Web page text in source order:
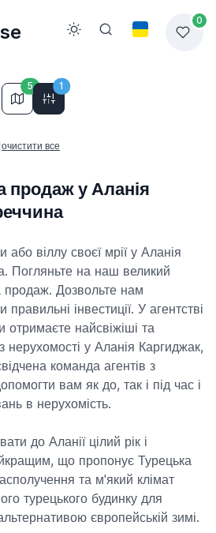
0
5 1
очистити все
продаж у Аланія
або віллу своєї мрії у Аланія
Погляньте на наш великий
продаж. Дозвольте нам
інвестиції. У агентстві
отримаєте найсвіжіші та
нерухомості у Аланія Каргиджак,
команда агентів з
вам як до, так і під час і
в нерухомість.
до Аланії цілий рік і
що пропонує Турецька
та м'який клімат
турецького будинку для
європейській зимі.